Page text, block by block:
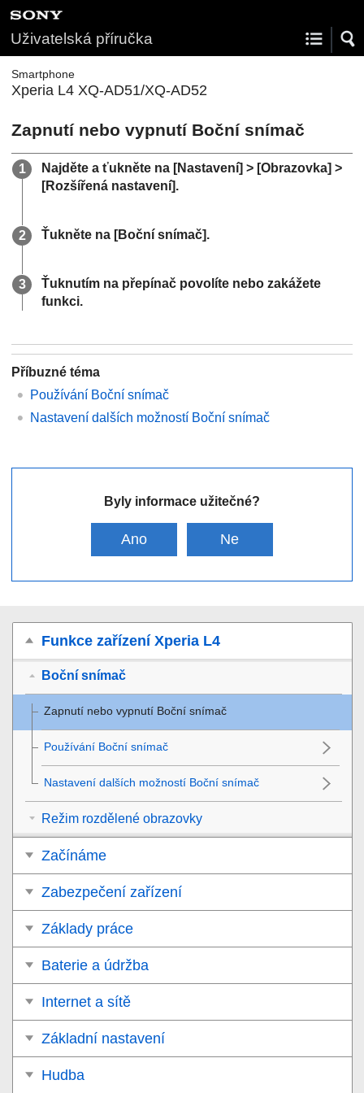
Uživatelská příručka
Smartphone
Xperia L4 XQ-AD51/XQ-AD52
Zapnutí nebo vypnutí Boční snímač
Najděte a ťukněte na [Nastavení] > [Obrazovka] >
[Rozšířená nastavení].
Ťukněte na [Boční snímač].
Ťuknutím na přepínač povolíte nebo zakážete
funkci.
Příbuzné téma
Používání Boční snímač
Nastavení dalších možností Boční snímač
Byly informace užitečné?
Ano Ne
Funkce zařízení Xperia L4
Boční snímač
Zapnutí nebo vypnutí Boční snímač
Používání Boční snímač
Nastavení dalších možností Boční snímač
Režim rozdělené obrazovky
Začínáme
Zabezpečení zařízení
Základy práce
Baterie a údržba
Internet a sítě
Základní nastavení
Hudba